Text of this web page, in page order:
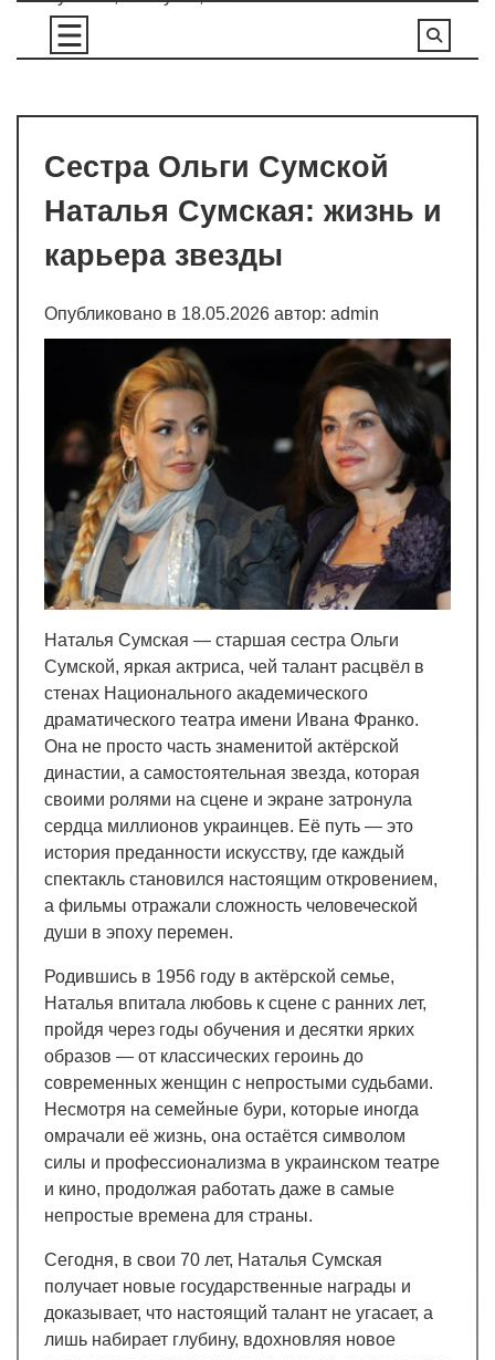
Перейти
содержимому
Сестра Ольги Сумской
Наталья Сумская: жизнь и
карьера звезды
Опубликовано в 18.05.2026 автор: admin
Наталья Сумская — старшая сестра Ольги
Сумской, яркая актриса, чей талант расцвёл в
стенах Национального академического
драматического театра имени Ивана Франко.
Она не просто часть знаменитой актёрской
династии, а самостоятельная звезда, которая
своими ролями на сцене и экране затронула
сердца миллионов украинцев. Её путь — это
история преданности искусству, где каждый
спектакль становился настоящим откровением,
а фильмы отражали сложность человеческой
души в эпоху перемен.
Родившись в 1956 году в актёрской семье,
Наталья впитала любовь к сцене с ранних лет,
пройдя через годы обучения и десятки ярких
образов — от классических героинь до
современных женщин с непростыми судьбами.
Несмотря на семейные бури, которые иногда
омрачали её жизнь, она остаётся символом
силы и профессионализма в украинском театре
и кино, продолжая работать даже в самые
непростые времена для страны.
Сегодня, в свои 70 лет, Наталья Сумская
получает новые государственные награды и
доказывает, что настоящий талант не угасает, а
лишь набирает глубину, вдохновляя новое